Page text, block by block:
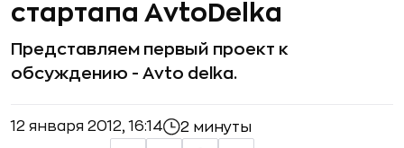
стартапа AvtoDelka
Представляем первый проект к
обсуждению - Avto delka.
12 января 2012, 16:14 2 минуты